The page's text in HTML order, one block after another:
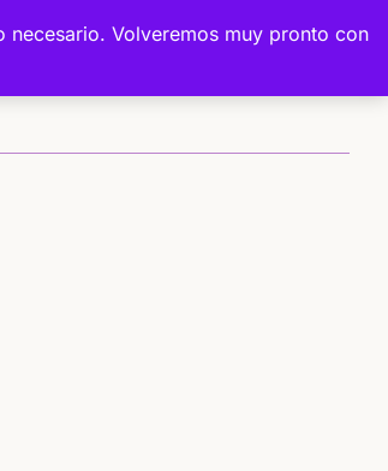
necesario. Volveremos muy pronto con